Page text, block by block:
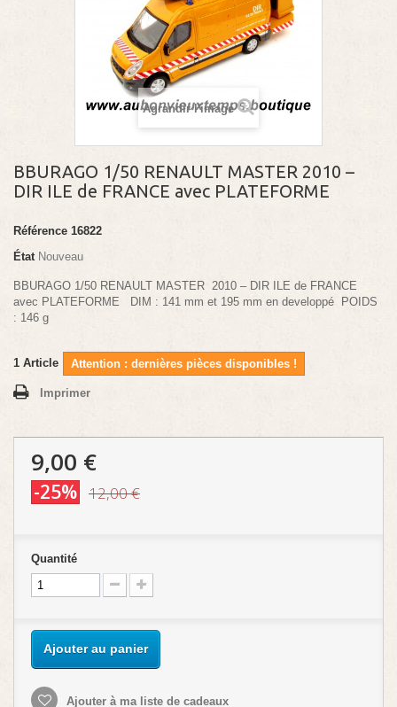
Agrandir l'image
BBURAGO 1/50 RENAULT MASTER 2010 –
DIR ILE de FRANCE avec PLATEFORME
Référence 16822
État Nouveau
BBURAGO 1/50 RENAULT MASTER 2010 – DIR ILE de FRANCE
avec PLATEFORME DIM : 141 mm et 195 mm en developpé POIDS
: 146 g
1 Article Attention : dernières pièces disponibles !
Imprimer
9,00 €
-25% 12,00 €
Quantité
Ajouter au panier
Ajouter à ma liste de cadeaux